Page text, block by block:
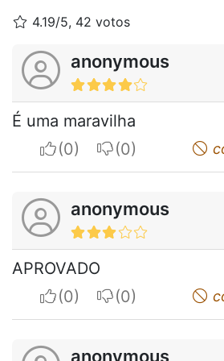
4.19/5, 42 votos
anonymous
É uma maravilha
I apreciateI do not
anonymous
APROVADO
I apreciateI do not
anonymous